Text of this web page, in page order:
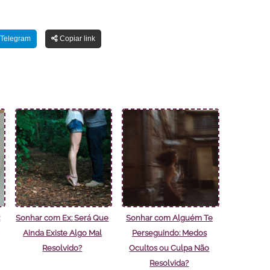
Copiar link
Sonhar com Ex: Será Que
Ainda Existe Algo Mal
Resolvido?
Sonhar com Alguém Te
Perseguindo: Medos
Ocultos ou Culpa Não
Resolvida?